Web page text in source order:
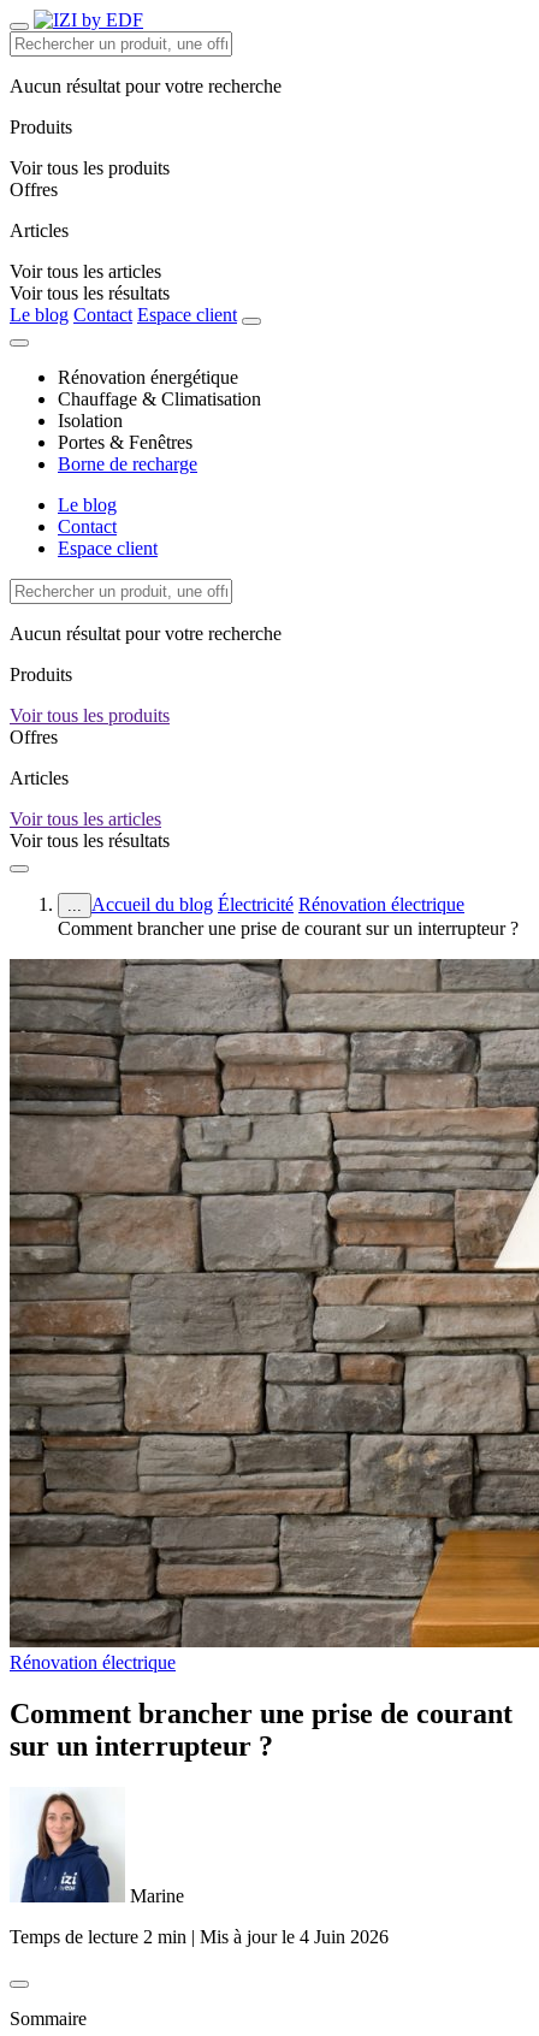
Aucun résultat pour votre recherche
Produits
Voir tous les produits
Offres
Articles
Voir tous les articles
Voir tous les résultats
Le blog Contact Espace client
Rénovation énergétique
Chauffage & Climatisation
Isolation
Portes & Fenêtres
Borne de recharge
Le blog
Contact
Espace client
Aucun résultat pour votre recherche
Produits
Voir tous les produits
Offres
Articles
Voir tous les articles
Voir tous les résultats
... Accueil du blog Électricité Rénovation électrique
Comment brancher une prise de courant sur un interrupteur ?
Rénovation électrique
Comment brancher une prise de courant
sur un interrupteur ?
Marine
Temps de lecture 2 min | Mis à jour le 4 Juin 2026
Sommaire